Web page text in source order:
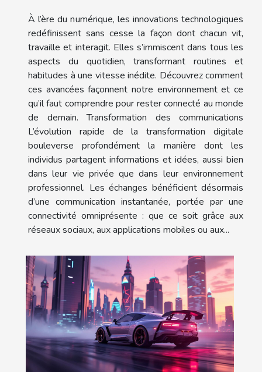
À l’ère du numérique, les innovations technologiques
redéfinissent sans cesse la façon dont chacun vit,
travaille et interagit. Elles s’immiscent dans tous les
aspects du quotidien, transformant routines et
habitudes à une vitesse inédite. Découvrez comment
ces avancées façonnent notre environnement et ce
qu’il faut comprendre pour rester connecté au monde
de demain. Transformation des communications
L’évolution rapide de la transformation digitale
bouleverse profondément la manière dont les
individus partagent informations et idées, aussi bien
dans leur vie privée que dans leur environnement
professionnel. Les échanges bénéficient désormais
d’une communication instantanée, portée par une
connectivité omniprésente : que ce soit grâce aux
réseaux sociaux, aux applications mobiles ou aux...